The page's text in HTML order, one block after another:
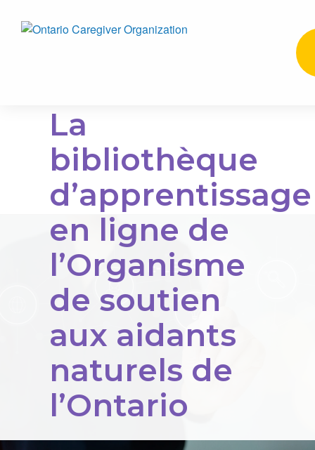
La
bibliothèque
d’apprentissage
en ligne de
l’Organisme
de soutien
aux aidants
naturels de
l’Ontario